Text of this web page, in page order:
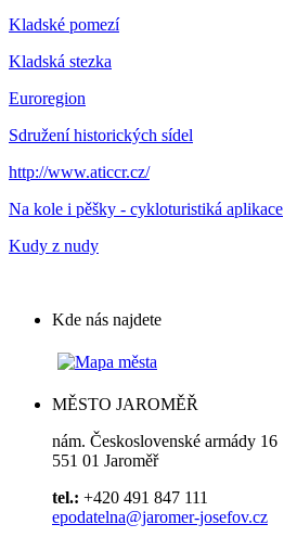
Kladské pomezí
Kladská stezka
Euroregion
Sdružení historických sídel
http://www.aticcr.cz/
Na kole i pěšky - cykloturistiká aplikace
Kudy z nudy
Kde nás najdete
MĚSTO JAROMĚŘ
nám. Československé armády 16
551 01 Jaroměř
tel.: +420 491 847 111
epodatelna@jaromer-josefov.cz